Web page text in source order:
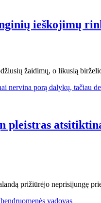
ieškojimų
žaidimų, o likusią
pleistras
prižiūrėjo neprisijungę